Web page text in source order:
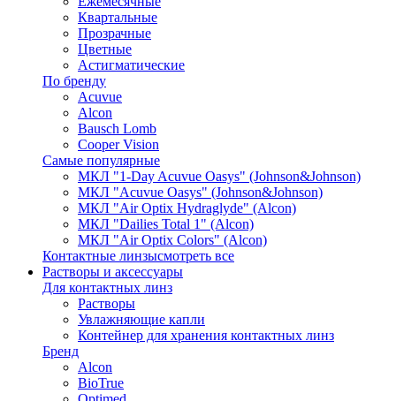
Квартальные
Прозрачные
Цветные
Астигматические
По бренду
Acuvue
Alcon
Bausch Lomb
Cooper Vision
Самые популярные
МКЛ "1-Day Acuvue Oasys" (Johnson&Johnson)
МКЛ "Acuvue Oasys" (Johnson&Johnson)
МКЛ "Air Optix Hydraglyde" (Alcon)
МКЛ "Dailies Total 1" (Alcon)
МКЛ "Air Optix Colors" (Alcon)
Контактные линзысмотреть все
Растворы и аксессуары
Для контактных линз
Растворы
Увлажняющие капли
Контейнер для хранения контактных линз
Бренд
Alcon
BioTrue